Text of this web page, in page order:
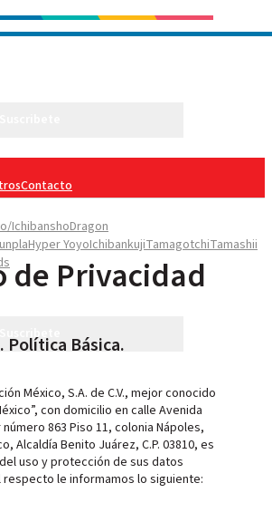
Contacto
IchibanshoDragon
Hyper YoyoIchibankujiTamagotchiTamashii
Contacto
Suscribete
de Privacidad
Política Básica.
México, S.A. de C.V., mejor conocido
con domicilio en calle Avenida
863 Piso 11, colonia Nápoles,
Alcaldía Benito Juárez, C.P. 03810, es
uso y protección de sus datos
le informamos lo siguiente: